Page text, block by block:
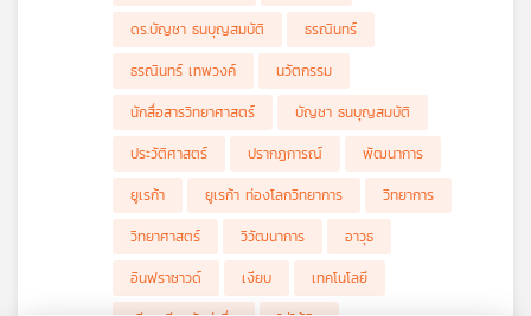
ดร.บัญชา ธนบุญสมบัติ
ธรณินทร์
ธรณินทร์ เทพวงค์
นวัตกรรม
นักสื่อสารวิทยาศาสตร์
บัญชา ธนบุญสมบัติ
ประวัติศาสตร์
ปรากฏการณ์
พัฒนาการ
ยูเรก้า
ยูเรก้า ท่องโลกวิทยาการ
วิทยาการ
วิทยาศาสตร์
วิวัฒนาการ
อาวุธ
อินฟราซาวด์
เงียบ
เทคโนโลยี